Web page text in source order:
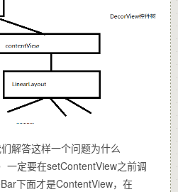
答这样一个问题为什么
一定要在setContentView之前调
下面才是ContentView，在